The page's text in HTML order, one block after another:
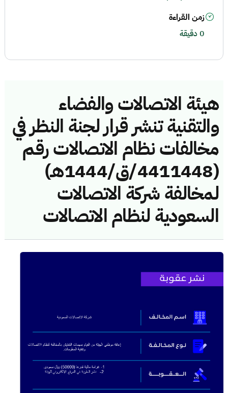
هيئة الاتصالات والفضاء
والتقنية تنشر قرار لجنة النظر في
مخالفات نظام الاتصالات رقم
(4411448/ق/1444هـ)
لمخالفة شركة الاتصالات
السعودية لنظام الاتصالات
زمن القراءة
0 دقيقة